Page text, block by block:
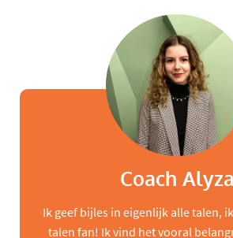
Coach Alyza
Ik geef bijles in eigenlijk alle talen,
talen fan! Ik vind het vooral